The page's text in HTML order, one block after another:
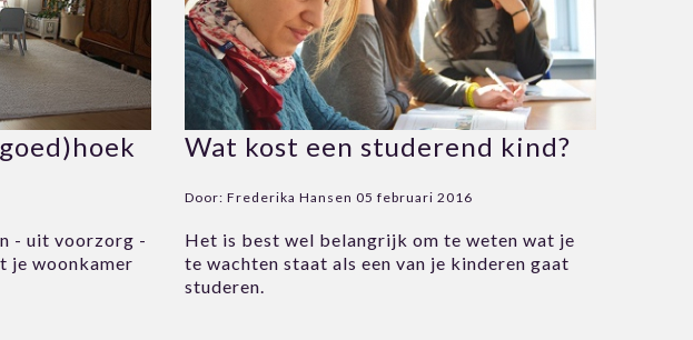
- uit voorzorg -
je woonkamer
Wat kost een studerend kind?
Door: Frederika Hansen 05 februari 2016
Het is best wel belangrijk om te weten wat je
te wachten staat als een van je kinderen gaat
studeren.